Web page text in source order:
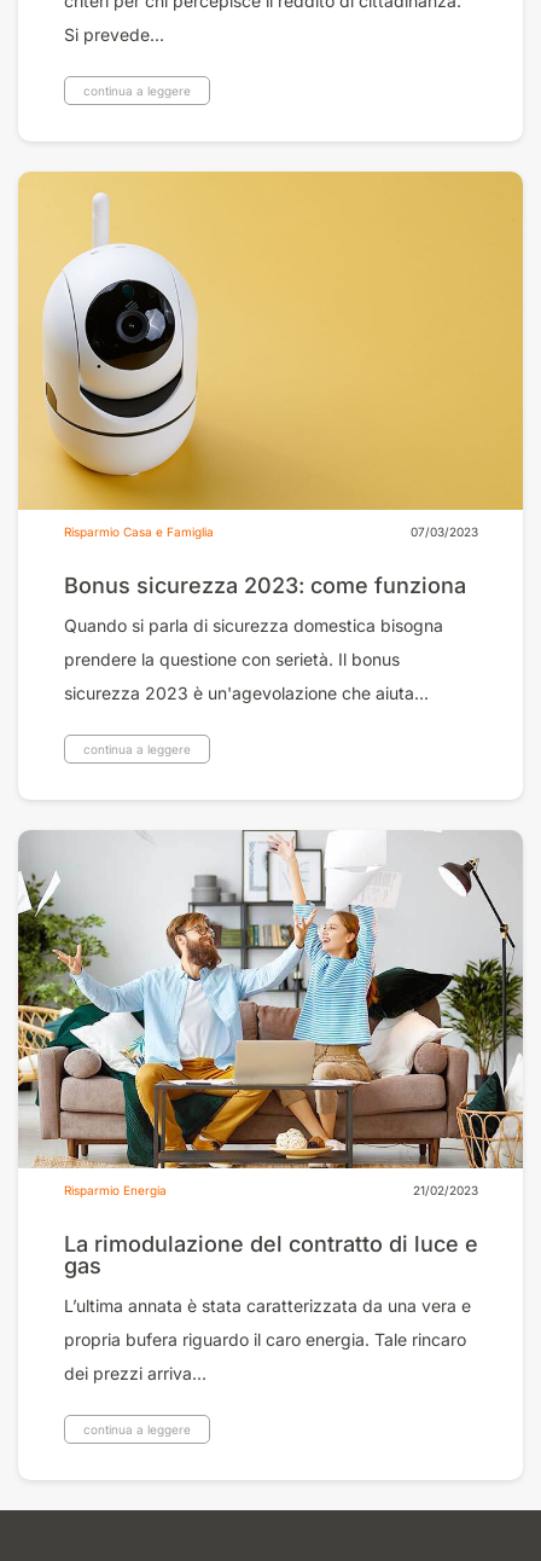
Si prevede...
continua a leggere
Risparmio Casa e Famiglia 07/03/2023
Bonus sicurezza 2023: come funziona
Quando si parla di sicurezza domestica bisogna
prendere la questione con serietà. Il bonus
sicurezza 2023 è un'agevolazione che aiuta...
continua a leggere
Risparmio Energia 21/02/2023
La rimodulazione del contratto di luce e
gas
L’ultima annata è stata caratterizzata da una vera e
propria bufera riguardo il caro energia. Tale rincaro
dei prezzi arriva...
continua a leggere